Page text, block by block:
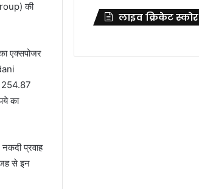
की
एक्सपोजर
254.87
का
प्रवाह
से इन
लाइव क्रिकेट स्कोर